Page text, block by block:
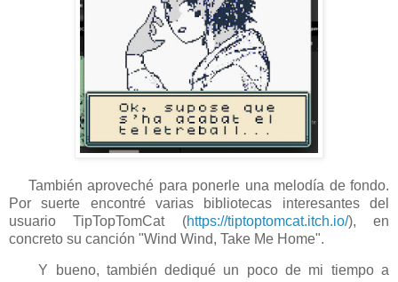
También aproveché para ponerle una melodía de fondo.
Por suerte encontré varias bibliotecas interesantes del
usuario TipTopTomCat (https://tiptoptomcat.itch.io/), en
concreto su canción "Wind Wind, Take Me Home".
Y bueno, también dediqué un poco de mi tiempo a